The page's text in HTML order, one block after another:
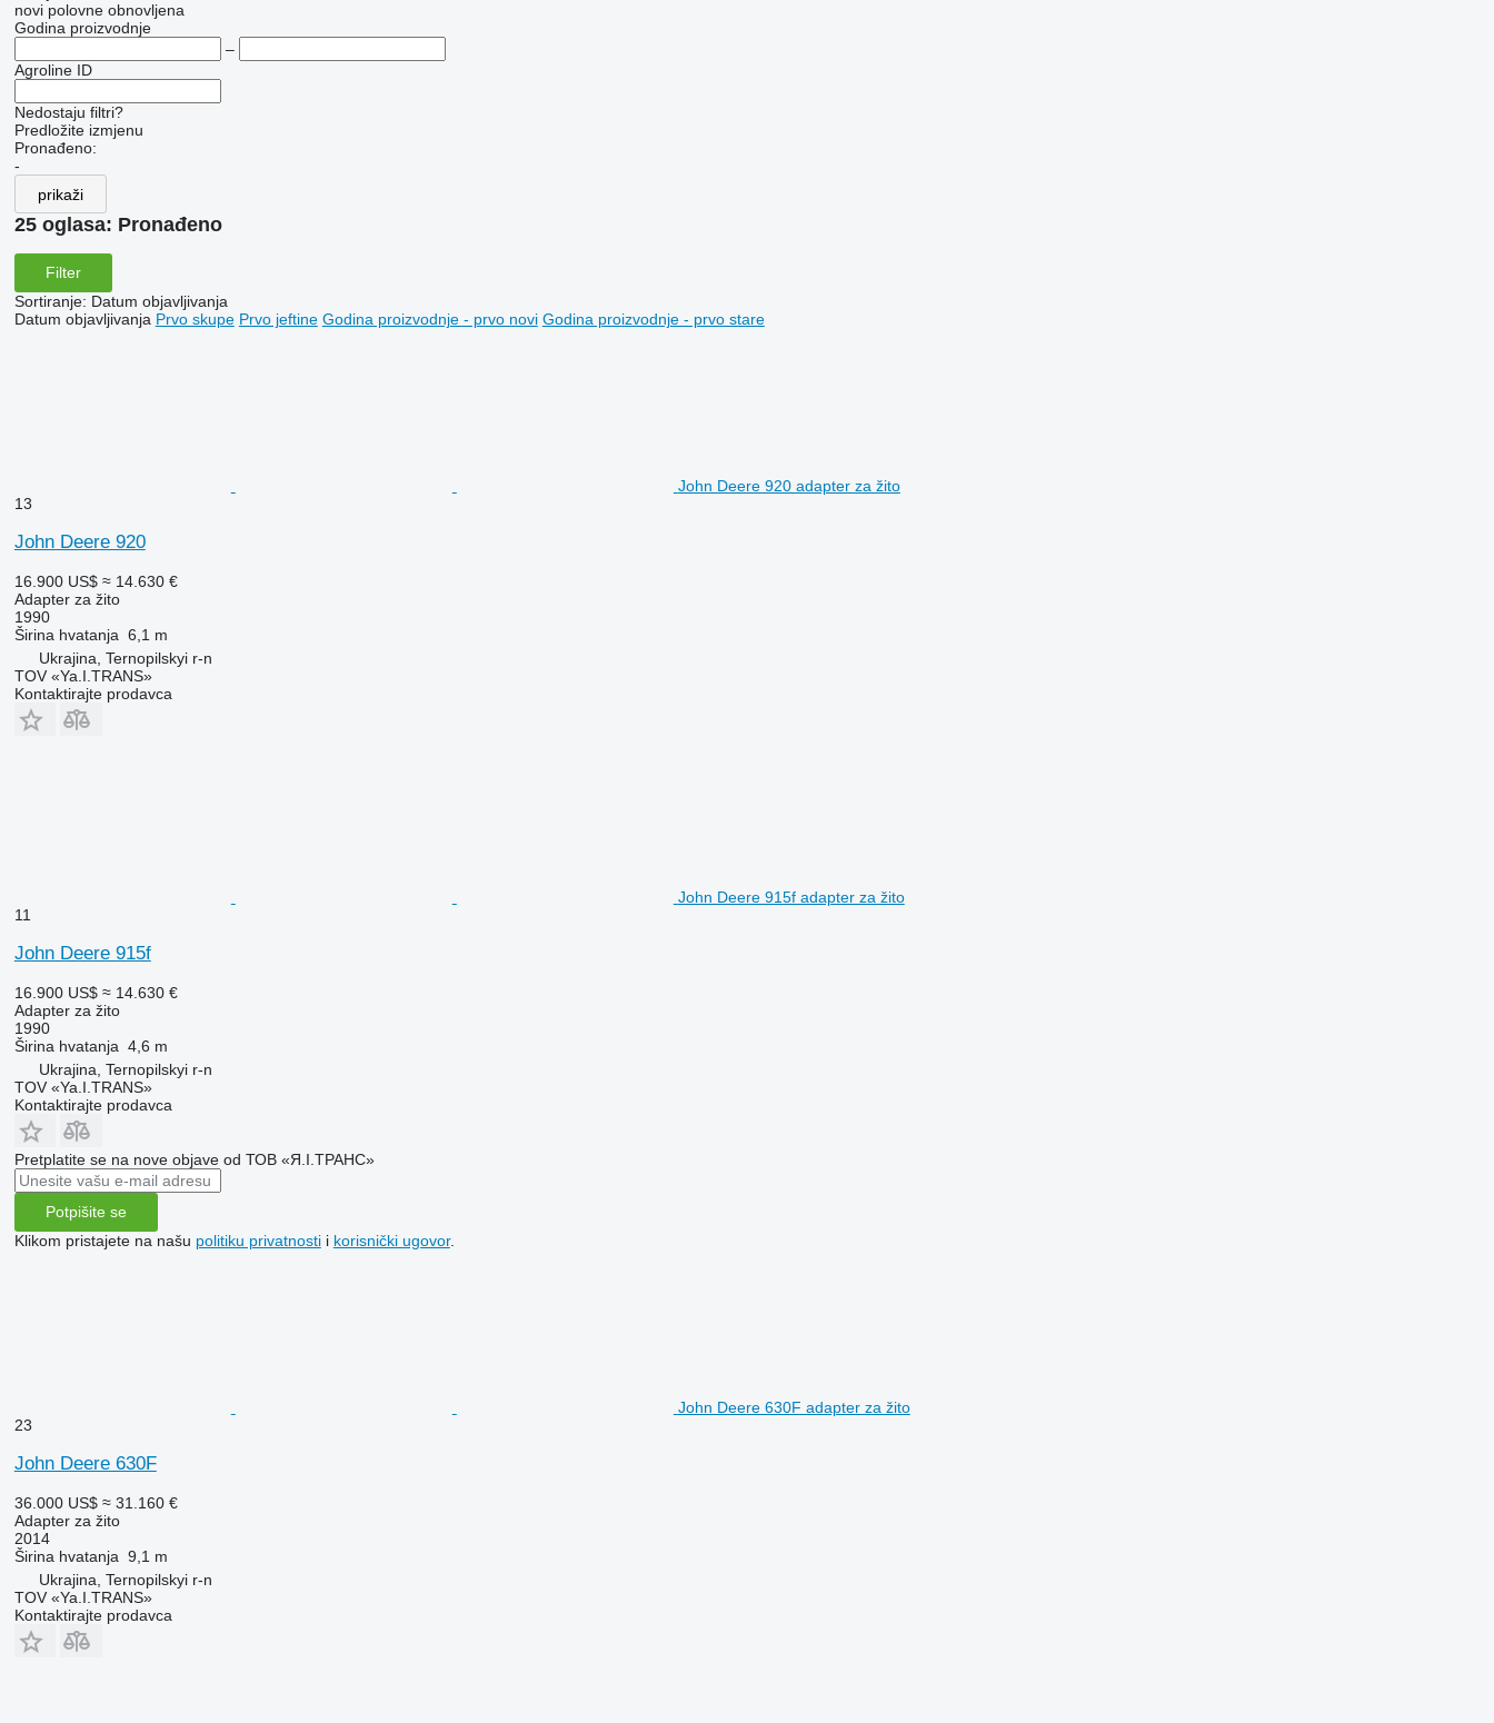
novi polovne obnovljena
Godina proizvodnje
–
Agroline ID
Nedostaju filtri?
Predložite izmjenu
Pronađeno:
-
prikaži
25 oglasa: Pronađeno
Filter
Sortiranje: Datum objavljivanja
Datum objavljivanja Prvo skupe Prvo jeftine Godina proizvodnje - prvo novi Godina proizvodnje - prvo stare
John Deere 920 adapter za žito
13
John Deere 920
16.900 US$ ≈ 14.630 €
Adapter za žito
1990
Širina hvatanja 6,1 m
Ukrajina, Ternopilskyi r-n
TOV «Ya.I.TRANS»
Kontaktirajte prodavca
John Deere 915f adapter za žito
11
John Deere 915f
16.900 US$ ≈ 14.630 €
Adapter za žito
1990
Širina hvatanja 4,6 m
Ukrajina, Ternopilskyi r-n
TOV «Ya.I.TRANS»
Kontaktirajte prodavca
Pretplatite se na nove objave od ТОВ «Я.І.ТРАНС»
Potpišite se
Klikom pristajete na našu politiku privatnostii korisnički ugovor.
John Deere 630F adapter za žito
23
John Deere 630F
36.000 US$ ≈ 31.160 €
Adapter za žito
2014
Širina hvatanja 9,1 m
Ukrajina, Ternopilskyi r-n
TOV «Ya.I.TRANS»
Kontaktirajte prodavca